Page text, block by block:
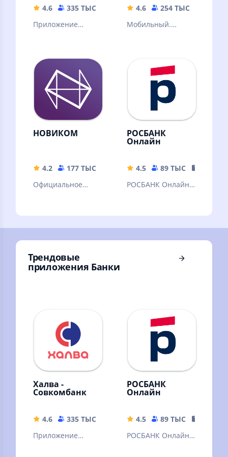
4.6 335 ТЫС
231.62 MB
Приложение
банковский офис
на экране
смартфона!
4.6 254 ТЫС
Мобильный.
НОВИКОМ
4.2 177 ТЫС
139.25 MB
Официальное
переводов и
личных финансов
РОСБАНК
Онлайн
4.5 89 ТЫС
РОСБАНК Онлайн –
Росбанка для
физических лиц.
Трендовые
приложения Банки
Халва -
Совкомбанк
4.6 335 ТЫС
231.62 MB
Приложение
РОСБАНК
Онлайн
4.5 89 ТЫС
РОСБАНК Онлайн –